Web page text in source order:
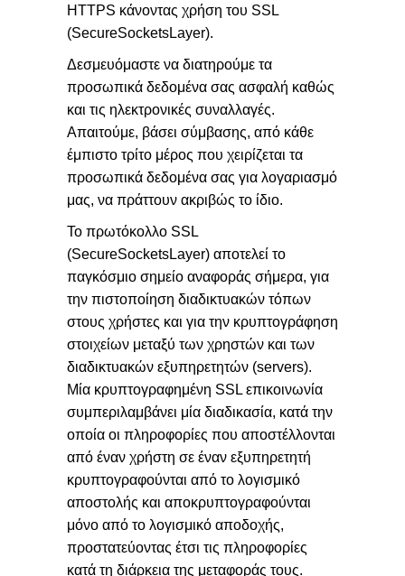
HTTPS κάνοντας χρήση του SSL
(SecureSocketsLayer).
Δεσμευόμαστε να διατηρούμε τα
προσωπικά δεδομένα σας ασφαλή καθώς
και τις ηλεκτρονικές συναλλαγές.
Απαιτούμε, βάσει σύμβασης, από κάθε
έμπιστο τρίτο μέρος που χειρίζεται τα
προσωπικά δεδομένα σας για λογαριασμό
μας, να πράττουν ακριβώς το ίδιο.
Το πρωτόκολλο SSL
(SecureSocketsLayer) αποτελεί το
παγκόσμιο σημείο αναφοράς σήμερα, για
την πιστοποίηση διαδικτυακών τόπων
στους χρήστες και για την κρυπτογράφηση
στοιχείων μεταξύ των χρηστών και των
διαδικτυακών εξυπηρετητών (servers).
Μία κρυπτογραφημένη SSL επικοινωνία
συμπεριλαμβάνει μία διαδικασία, κατά την
οποία οι πληροφορίες που αποστέλλονται
από έναν χρήστη σε έναν εξυπηρετητή
κρυπτογραφούνται από το λογισμικό
αποστολής και αποκρυπτογραφούνται
μόνο από το λογισμικό αποδοχής,
προστατεύοντας έτσι τις πληροφορίες
κατά τη διάρκεια της μεταφοράς τους.